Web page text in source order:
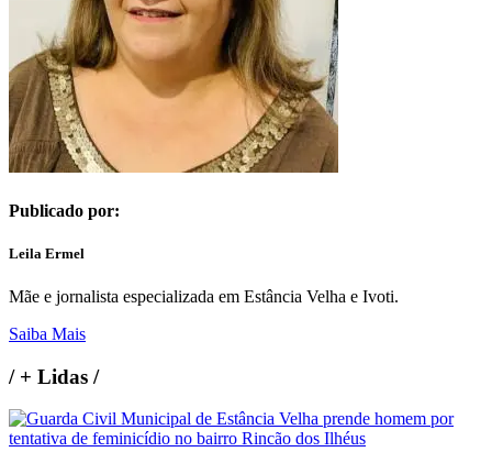
Publicado por:
Leila Ermel
Mãe e jornalista especializada em Estância Velha e Ivoti.
Saiba Mais
/+ Lidas /